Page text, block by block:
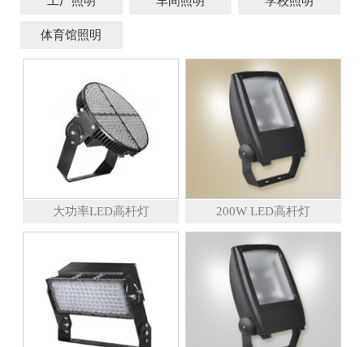
体育馆照明
大功率LED高杆灯 200W LED高杆灯